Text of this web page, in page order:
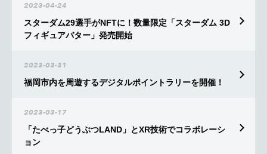
2023-04-24
スターダム29選手がNFTに！数量限定「スターダム 3D
フィギュアバター」発売開始
2023-03-31
福岡市内を周遊するデジタルポイントラリーを開催！
2023-03-17
「たべっ子どうぶつLAND」とXR技術でコラボレーシ
ョン